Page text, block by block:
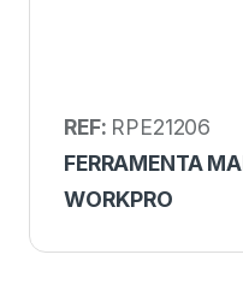
REF: RPE21206
FERRAMENTA
WORKPRO